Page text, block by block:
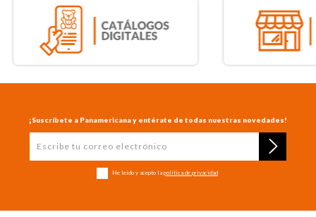
¡Suscríbete a Panamericana y entérate de todas nuestras novedades!
CONTÁCTENOS +
CONÓCENOS +